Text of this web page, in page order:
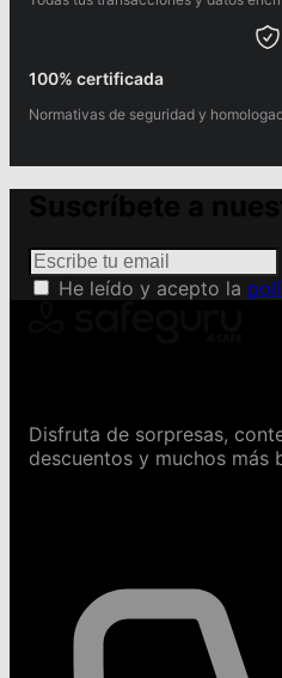
100% certificada
Normativas de seguridad y
He leído y acepto la
Disfruta de sorpresas,
descuentos y muchos más